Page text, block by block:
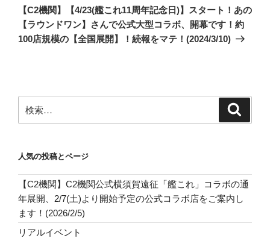
ー
シ
ョ
の
投
稿
【C2機関】【4/23(艦これ11周年記念日)】スタート！あの
【ラウンドワン】さんで公式大型コラボ、開幕です！約
100店規模の【全国展開】！続報をマテ！(2024/3/10)
索:
人気の投稿とページ
【C2機関】C2機関公式横須賀遠征「艦これ」コラボの通
年展開、2/7(土)より開始予定の公式コラボ店をご案内し
ます！(2026/2/5)
リアルイベント